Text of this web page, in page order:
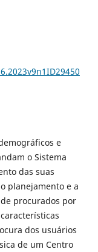
e
o Sistema
das suas
planejamento e a
procurados por
dos usuários
de um Centro